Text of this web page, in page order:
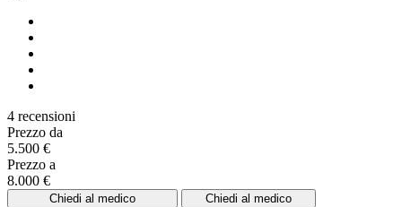
4 recensioni
Prezzo da
5.500 €
Prezzo a
8.000 €
Chiedi al medico Chiedi al medico